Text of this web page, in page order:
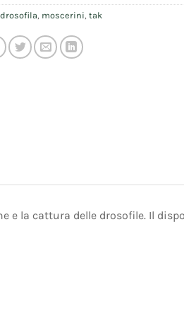
drosofila, moscerini, tak
e la cattura delle drosofile. Il